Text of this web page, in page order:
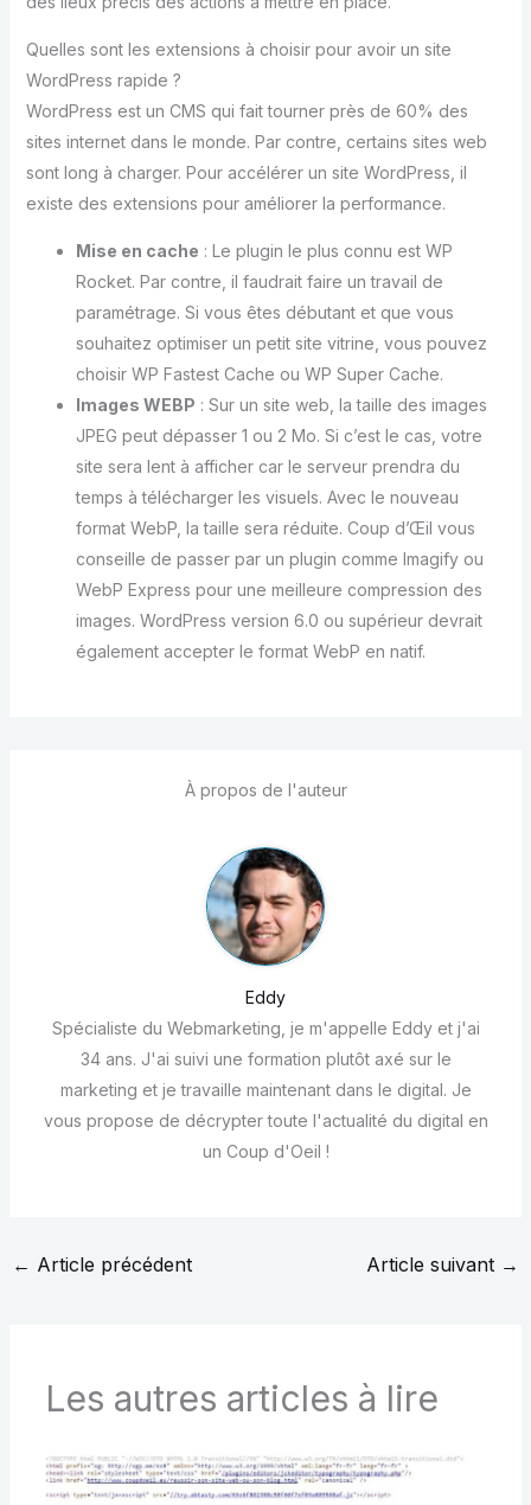
Quelles sont les extensions à choisir pour avoir un site
WordPress rapide ?
WordPress est un CMS qui fait tourner près de 60% des
sites internet dans le monde. Par contre, certains sites web
sont long à charger. Pour accélérer un site WordPress, il
existe des extensions pour améliorer la performance.
Mise en cache : Le plugin le plus connu est WP
Rocket. Par contre, il faudrait faire un travail de
paramétrage. Si vous êtes débutant et que vous
souhaitez optimiser un petit site vitrine, vous pouvez
choisir WP Fastest Cache ou WP Super Cache.
Images WEBP : Sur un site web, la taille des images
JPEG peut dépasser 1 ou 2 Mo. Si c’est le cas, votre
site sera lent à afficher car le serveur prendra du
temps à télécharger les visuels. Avec le nouveau
format WebP, la taille sera réduite. Coup d’Œil vous
conseille de passer par un plugin comme Imagify ou
WebP Express pour une meilleure compression des
images. WordPress version 6.0 ou supérieur devrait
également accepter le format WebP en natif.
À propos de l'auteur
Eddy
Spécialiste du Webmarketing, je m'appelle Eddy et j'ai
34 ans. J'ai suivi une formation plutôt axé sur le
marketing et je travaille maintenant dans le digital. Je
vous propose de décrypter toute l'actualité du digital en
un Coup d'Oeil !
← Article précédent Article suivant →
Les autres articles à lire